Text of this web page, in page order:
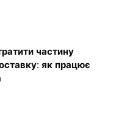
частину
як працює